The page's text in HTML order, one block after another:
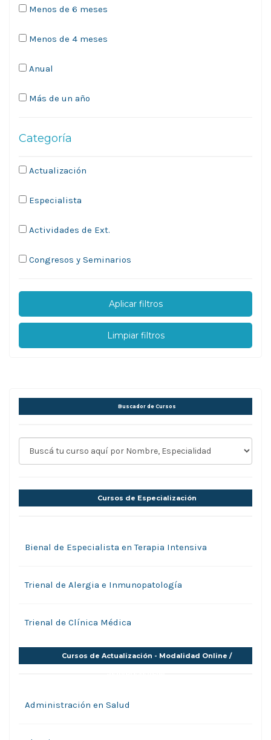
Menos de 6 meses
Menos de 4 meses
Anual
Más de un año
Categoría
Actualización
Especialista
Actividades de Ext.
Congresos y Seminarios
Aplicar filtros
Limpiar filtros
Buscador de Cursos
Cursos de Especialización
Bienal de Especialista en Terapia Intensiva
Trienal de Alergia e Inmunopatología
Trienal de Clínica Médica
Cursos de Actualización - Modalidad Online /
Administración en Salud